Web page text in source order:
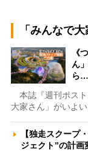
「みんなで
《
ん
ら…
本誌『週刊ポスト
大家さん」がいよ
【独走スクープ
ジェクト”の計